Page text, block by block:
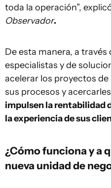
toda la operación”,
Observador.
De esta manera, a través
especialistas y de
acelerar los proyectos
sus procesos y
impulsen la rentabilidad
la experiencia de sus
¿Cómo funciona y a
nueva unidad de